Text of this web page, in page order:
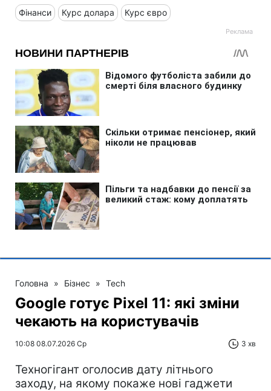
Фінанси Курс долара Курс євро
Головна » Бізнес » Tech
Google готує Pixel 11: які зміни
чекають на користувачів
10:08 08.07.2026 Ср 3 хв
Техногігант оголосив дату літнього
заходу, на якому покаже нові гаджети